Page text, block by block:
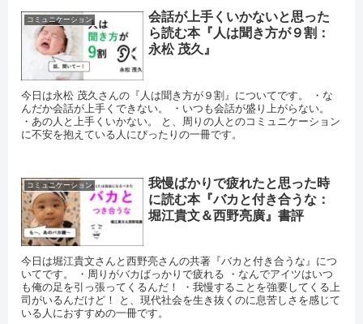
コミュニケーション
会話が上手くいかないと思った
ら読む本『人は聞き方が９割：
永松 茂久』
今日は永松 茂久さんの『人は聞き方が９割』についてです。 ・な
んだか会話が上手くできない。 ・いつも会話が盛り上がらない。
・あの人と上手くいかない。 と、周りの人とのコミュニケーション
に不安を抱えている人にぴったりの一冊です。
コミュニケーション
我慢ばかりで疲れたと思った時
に読む本『バカと付き合うな：
堀江貴文＆西野亮廣』書評
今日は堀江貴文さんと西野亮さんの共著『バカと付き合うな』につ
いてです。 ・周りがバカばっかりで疲れる ・なんでアイツはいつ
も俺の足を引っ張ってくるんだ！ ・我慢することを強要してくる上
司がいるんだけど！ と、現代社会を生き抜くのに息苦しさを感じて
いる人におすすめの一冊です。